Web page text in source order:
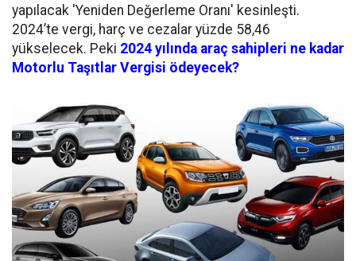
yapılacak 'Yeniden Değerleme Oranı' kesinleşti.
2024’te vergi, harç ve cezalar yüzde 58,46
yükselecek. Peki 2024 yılında araç sahipleri ne kadar
Motorlu Taşıtlar Vergisi ödeyecek?